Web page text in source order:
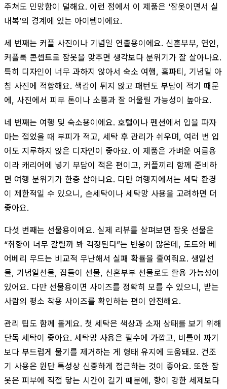
주쳐도 민망함이 덜해요. 이런 점에서 이 제품은 ‘잠옷이면서 실
내복’의 경계에 있는 아이템이에요.
세 번째는 커플 사진이나 기념일 연출용이에요. 신혼부부, 연인,
커플룩 콘셉트로 잠옷을 맞추면 생각보다 분위기가 잘 살아나요.
특히 디자인이 너무 과하지 않아서 숙소 여행, 홈파티, 기념일 아
침 사진에 적합해요. 색감이 튀지 않고 패턴도 부담이 적기 때문
에, 사진에서 피부 톤이나 소품과 잘 어울릴 가능성이 높아요.
네 번째는 여행 및 숙소용이에요. 호텔이나 펜션에서 입을 파자
마는 접었을 때 부피가 적고, 세탁 후 관리가 쉬우며, 여러 번 입
어도 지루하지 않은 디자인이 좋아요. 이 제품은 가벼운 여름용
이라 캐리어에 넣기 부담이 적은 편이고, 커플끼리 함께 준비하
면 여행 분위기가 한층 살아나요. 다만 여행지에서는 세탁 환경
이 제한적일 수 있으니, 손세탁이나 세탁망 사용을 고려하면 더
좋아요.
다섯 번째는 선물용이에요. 실제 리뷰를 살펴보면 잠옷 선물은
“취향이 너무 갈릴까 봐 걱정된다”는 반응이 많은데, 도트와 베
어베리 무드는 비교적 무난해서 실패 확률을 줄여줘요. 생일선
물, 기념일선물, 집들이 선물, 신혼부부 선물로도 활용 가능성이
있어요. 다만 선물용이면 사이즈를 정확히 모를 수 있으니, 받는
사람의 평소 착용 사이즈를 확인하는 편이 안전해요.
관리 팁도 함께 볼게요. 첫 세탁은 색상과 소재 상태를 보기 위해
단독 세탁이 좋아요. 세탁망 사용은 필수에 가깝고, 비틀어 짜기
보다 부드럽게 물기를 제거하는 게 형태 유지에 도움돼요. 건조
기 사용은 원단 특성상 신중하게 접근하는 것이 좋아요. 또한 잠
옷은 피부에 직접 닿는 시간이 길기 때문에, 향이 강한 세제보다